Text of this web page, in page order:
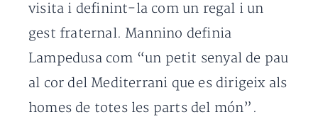
visita i definint-la com un regal i un
gest fraternal. Mannino definia
Lampedusa com “un petit senyal de pau
al cor del Mediterrani que es dirigeix als
homes de totes les parts del món”.